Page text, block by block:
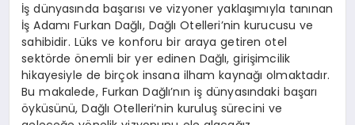
MAGAZIN
KRIPTO PARA
GEZI & SEYAHAT
İş dünyasında başarısı ve vizyoner yaklaşımıyla tanınan
İş Adamı Furkan Dağlı, Dağlı Otelleri’nin kurucusu ve
sahibidir. Lüks ve konforu bir araya getiren otel
sektörde önemli bir yer edinen Dağlı, girişimcilik
hikayesiyle de birçok insana ilham kaynağı olmaktadır.
Bu makalede, Furkan Dağlı’nın iş dünyasındaki başarı
öyküsünü, Dağlı Otelleri’nin kuruluş sürecini ve